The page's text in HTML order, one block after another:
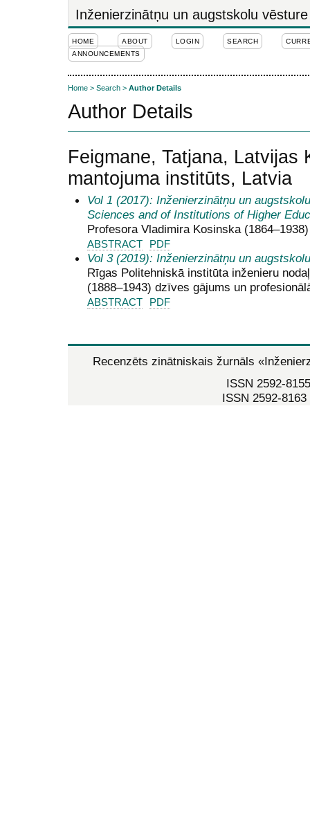
Inženierzinātņu un augstskolu vēsture
HOME ABOUT LOGIN SEARCH
ANNOUNCEMENTS
Home > Search > Author Details
Author Details
Feigmane, Tatjana, Latvijas
mantojuma institūts, Latvia
Vol 1 (2017): Inženierzinātņu un
Sciences and of Institutions of Higher
Profesora Vladimira Kosinska
ABSTRACT PDF
Vol 3 (2019): Inženierzinātņu un
Rīgas Politehniskā institūta inženieru
(1888–1943) dzīves gājums un
ABSTRACT PDF
Recenzēts zinātniskais žurnāls
ISSN 2592-
ISSN 2592-8163